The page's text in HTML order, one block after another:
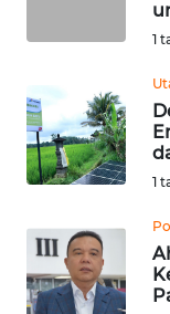
1
1
WN
SUMBAR
SUMSEL
WN